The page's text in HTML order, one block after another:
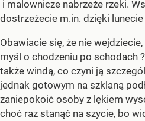
i malownicze nabrzeże rzeki.
dostrzeżecie m.in. dzięki
Obawiacie się, że nie
myśl o chodzeniu po schodach
także windą, co czyni ją
jednak gotowym na szklaną
zaniepokoić osoby z lękiem
choć raz stanąć na szycie, bo